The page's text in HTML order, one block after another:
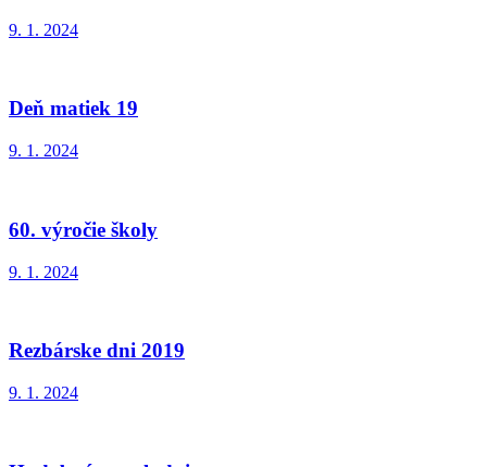
9. 1. 2024
Deň matiek 19
9. 1. 2024
60. výročie školy
9. 1. 2024
Rezbárske dni 2019
9. 1. 2024